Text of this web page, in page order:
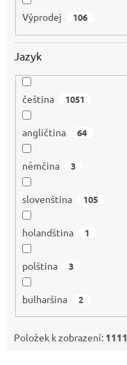
Výprodej 106
Jazyk
čeština 1051
angličtina 64
němčina 3
slovenština 105
holandština 1
polština 3
bulharšina 2
Položek k zobrazení: 1111